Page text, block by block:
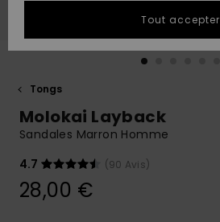
conversation
plus rapide
à votre
Démarrer
Tongs
Molokai Layback
Sandales Marron Homme
4.7
(90 Avis)
28,00 €
Tout accepter